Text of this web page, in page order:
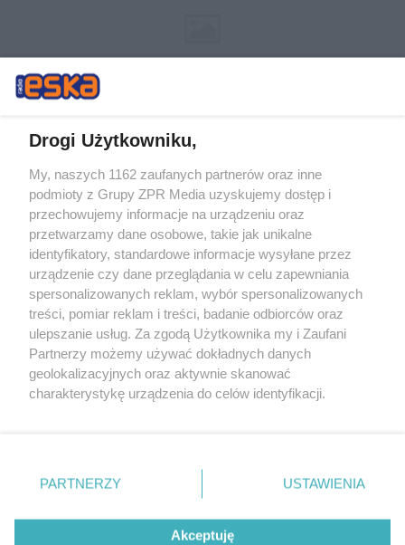
Żaden utwór zamieszczony w serwisie nie może być powielany i
rozpowszechniany lub dalej rozpowszechniany w jakikolwiek sposób (w
tym także elektroniczny lub mechaniczny) na jakimkolwiek polu
eksploatacji w jakiejkolwiek formie, włącznie z umieszczaniem w
Internecie bez pisemnej zgody właściciela praw. Jakiekolwiek użycie lub
wykorzystanie utworów w całości lub w części z naruszeniem prawa,
tzn. bez właściwej zgody, jest zabronione pod groźbą kary i może być
ścigane prawnie.
© 2026 Grupa ZPR Media
Drogi Użytkowniku,
My, naszych 1162 zaufanych partnerów oraz inne
podmioty z Grupy ZPR Media uzyskujemy dostęp i
przechowujemy informacje na urządzeniu oraz
przetwarzamy dane osobowe, takie jak unikalne
identyfikatory, standardowe informacje wysyłane przez
urządzenie czy dane przeglądania w celu zapewniania
spersonalizowanych reklam, wybór spersonalizowanych
treści, pomiar reklam i treści, badanie odbiorców oraz
ulepszanie usług. Za zgodą Użytkownika my i Zaufani
Partnerzy możemy używać dokładnych danych
geolokalizacyjnych oraz aktywnie skanować
charakterystykę urządzenia do celów identyfikacji.
zmienić/wycofać klikając przycisk ustawień prywatności
znajdujący się w lewym dolnym rogu strony
rodzaje przetwarzania danych nie wymagają zgody
użytkownika, ale masz prawo sprzeciwić się takiemu
PARTNERZY USTAWIENIA
Akceptuję